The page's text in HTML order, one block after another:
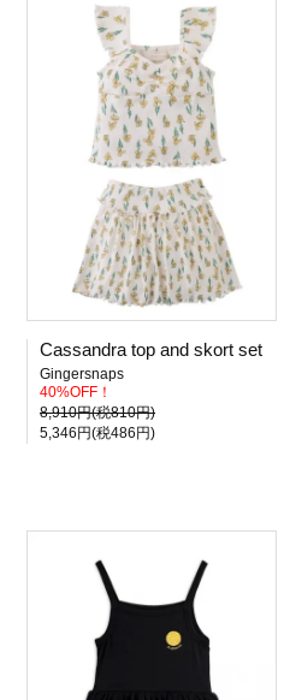
Cassandra top and skort set
Gingersnaps
40%OFF！
8,910円(税810円)
5,346円(税486円)